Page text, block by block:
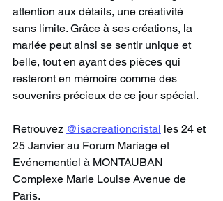
attention aux détails, une créativité
sans limite. Grâce à ses créations, la
mariée peut ainsi se sentir unique et
belle, tout en ayant des pièces qui
resteront en mémoire comme des
souvenirs précieux de ce jour spécial.
Retrouvez @isacreationcristal les 24 et
25 Janvier au Forum Mariage et
Evénementiel à MONTAUBAN
Complexe Marie Louise Avenue de
Paris.